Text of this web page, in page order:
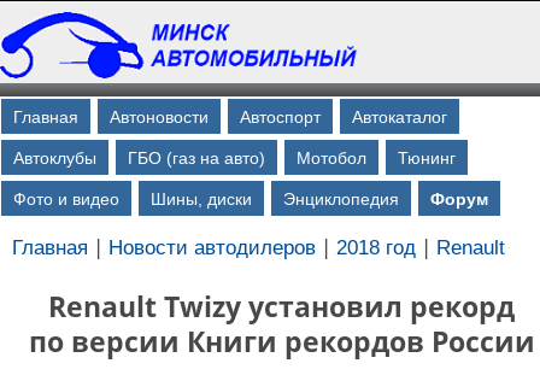
Главная Автоновости Автоспорт Автокаталог
Автоклубы ГБО (газ на авто) Мотобол Тюнинг
Фото и видео Шины, диски Энциклопедия Форум
Главная | Новости автодилеров | 2018 год | Renault
Renault Twizy установил рекорд
по версии Книги рекордов России